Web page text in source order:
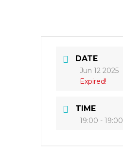
DATE
Jun 12 2025
Expired!
TIME
19:00 - 19:00